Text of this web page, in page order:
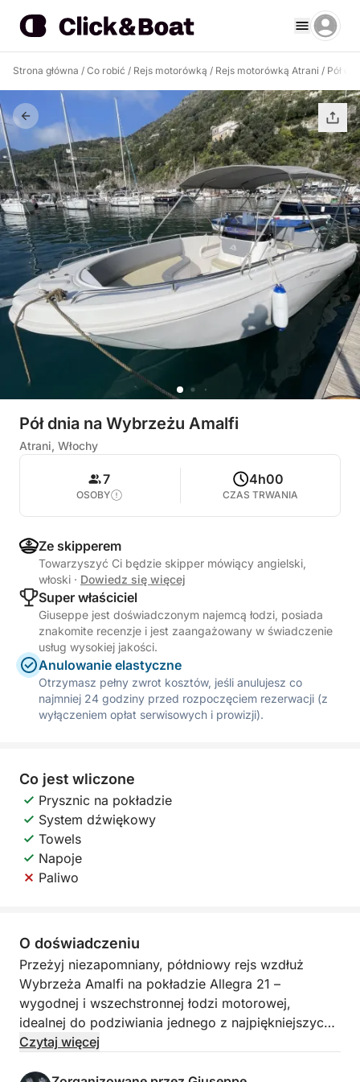
Strona główna / Co robić / Rejs motorówką / Rejs motorówką Atrani / Pół
Pół dnia na Wybrzeżu Amalfi
Atrani, Włochy
7
OSOBY
4h00
CZAS TRWANIA
Ze skipperem
Towarzyszyć Ci będzie skipper mówiący angielski,
włoski · Dowiedz się więcej
Super właściciel
Giuseppe jest doświadczonym najemcą łodzi, posiada
znakomite recenzje i jest zaangażowany w świadczenie
usług wysokiej jakości.
Anulowanie elastyczne
Otrzymasz pełny zwrot kosztów, jeśli anulujesz co
najmniej 24 godziny przed rozpoczęciem rezerwacji (z
wyłączeniem opłat serwisowych i prowizji).
Co jest wliczone
Prysznic na pokładzie
System dźwiękowy
Towels
Napoje
Paliwo
O doświadczeniu
Przeżyj niezapomniany, półdniowy rejs wzdłuż
Wybrzeża Amalfi na pokładzie Allegra 21 –
wygodnej i wszechstronnej łodzi motorowej,
idealnej do podziwiania jednego z najpiękniejszych
odcinków wybrzeża na świecie od strony morza. To
Czytaj więcej